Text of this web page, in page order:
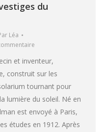
du
Léa
et inventeur,
construit sur les
tournant pour
lumière du soleil. Né en
est envoyé à Paris,
études en 1912. Après